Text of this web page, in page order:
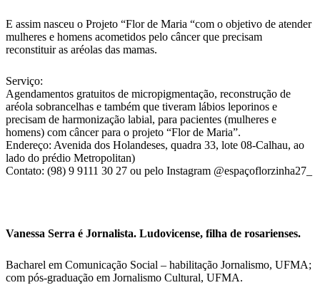
E assim nasceu o Projeto “Flor de Maria “com o objetivo de atender
mulheres e homens acometidos pelo câncer que precisam
reconstituir as aréolas das mamas.
Serviço:
Agendamentos gratuitos de micropigmentação, reconstrução de
aréola sobrancelhas e também que tiveram lábios leporinos e
precisam de harmonização labial, para pacientes (mulheres e
homens) com câncer para o projeto “Flor de Maria”.
Endereço: Avenida dos Holandeses, quadra 33, lote 08-Calhau, ao
lado do prédio Metropolitan)
Contato: (98) 9 9111 30 27 ou pelo Instagram @espaçoflorzinha27_
Vanessa Serra é Jornalista. Ludovicense, filha de rosarienses.
Bacharel em Comunicação Social – habilitação Jornalismo, UFMA;
com pós-graduação em Jornalismo Cultural, UFMA.